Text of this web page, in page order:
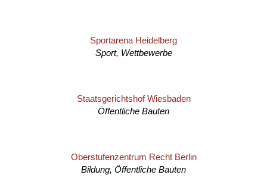
Sportarena Heidelberg
Sport, Wettbewerbe
Staatsgerichtshof Wiesbaden
Öffentliche Bauten
Oberstufenzentrum Recht Berlin
Bildung, Öffentliche Bauten